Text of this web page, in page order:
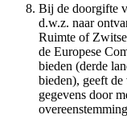
Bij de doorgifte
d.w.z. naar
Ruimte of
de Europese
bieden (derde
bieden), geeft
gegevens door